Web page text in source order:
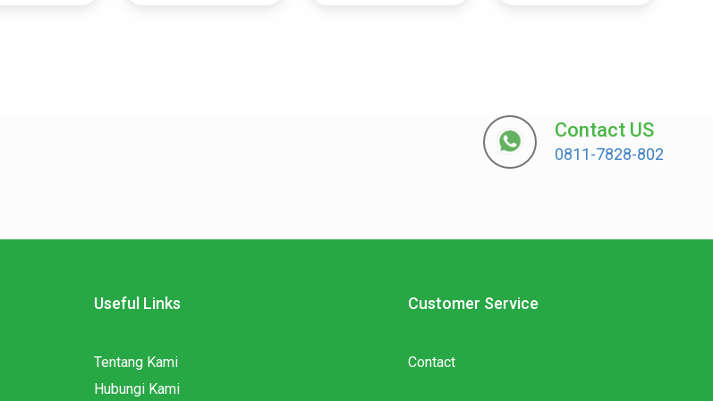
Contact US
0811-7828-802
Useful Links
Tentang Kami
Hubungi Kami
Customer Service
Contact